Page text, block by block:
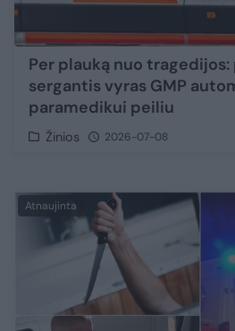
Per plauką nuo
sergantis vyras GMP
paramedikui peiliu
Žinios 2026-07-08
Atnaujinta